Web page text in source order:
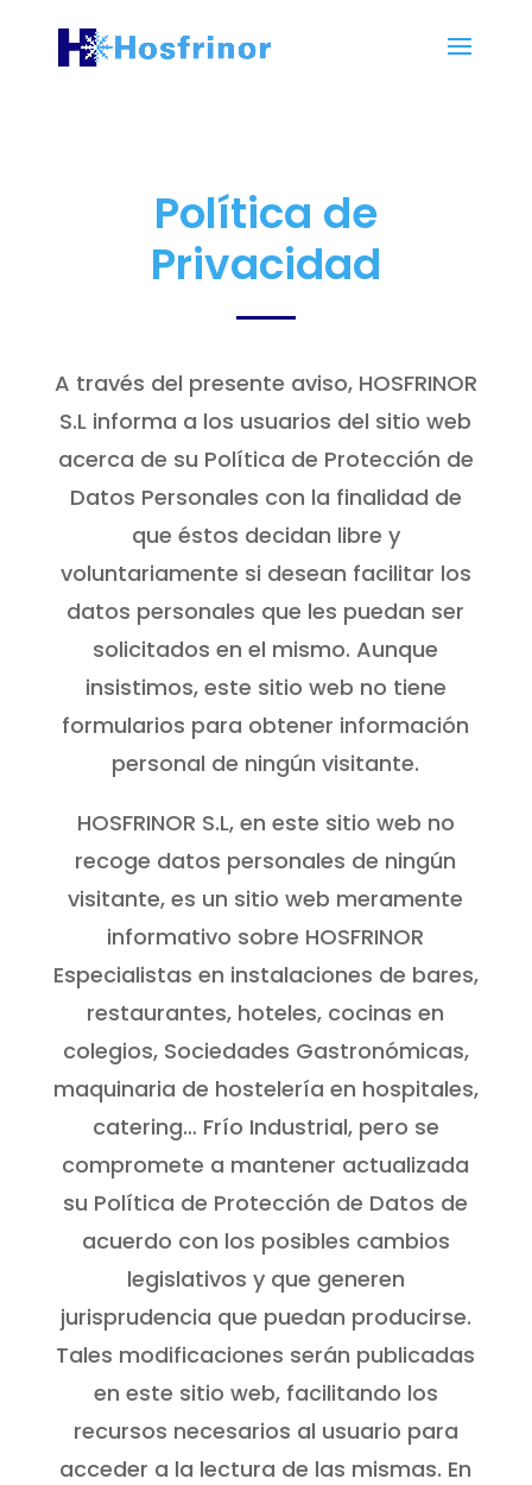
Política de
Privacidad
A través del presente aviso, HOSFRINOR
S.L informa a los usuarios del sitio web
acerca de su Política de Protección de
Datos Personales con la finalidad de
que éstos decidan libre y
voluntariamente si desean facilitar los
datos personales que les puedan ser
solicitados en el mismo. Aunque
insistimos, este sitio web no tiene
formularios para obtener información
personal de ningún visitante.
HOSFRINOR S.L, en este sitio web no
recoge datos personales de ningún
visitante, es un sitio web meramente
informativo sobre HOSFRINOR
Especialistas en instalaciones de bares,
restaurantes, hoteles, cocinas en
colegios, Sociedades Gastronómicas,
maquinaria de hostelería en hospitales,
catering… Frío Industrial, pero se
compromete a mantener actualizada
su Política de Protección de Datos de
acuerdo con los posibles cambios
legislativos y que generen
jurisprudencia que puedan producirse.
Tales modificaciones serán publicadas
en este sitio web, facilitando los
recursos necesarios al usuario para
acceder a la lectura de las mismas. En